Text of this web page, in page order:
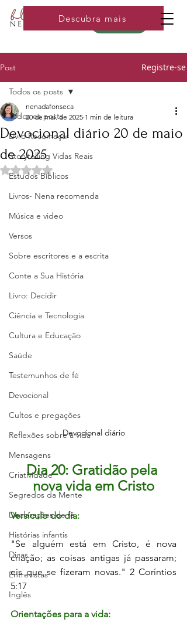
Loja
Descubra mais
Post Registre-se
Todos os posts
Livro Recomeçar
Storytelling Vidas Reais
Estudos Bíblicos
Livros- Nena recomenda
Música e video
Versos
Sobre escritores e a escrita
Conte a Sua História
Livro: Decidir
Ciência e Tecnologia
Cultura e Educação
Saúde
Testemunhos de fé
Devocional
Cultos e pregações
Reflexões sobre a vida
Mensagens
Criatividade
Segredos da Mente
Declarações de fé
Histórias infantis
Dicas
Entrevistas
Inglês
Todos os posts
Devocional diário 20 de maio
de 2025
nenadafonseca
20 de mai. de 2025 1 min de leitura
Avaliado com NaN de 5 estrelas.
Devocional diário
Dia 20: Gratidão pela
nova vida em Cristo
Versículo do dia:
"Se alguém está em Cristo, é nova
criação; as coisas antigas já passaram;
eis que se fizeram novas." 2 Coríntios
5:17
Orientações para a vida: